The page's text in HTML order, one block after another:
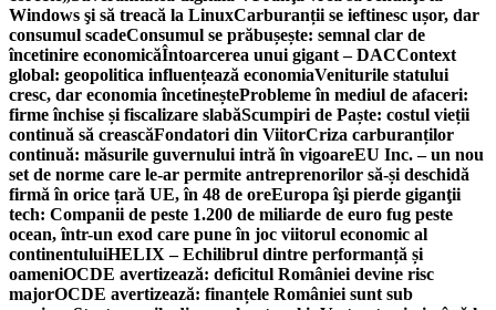
Windows şi să treacă la LinuxCarburanții se ieftinesc ușor, dar
consumul scadeConsumul se prăbușește: semnal clar de
încetinire economicăÎntoarcerea unui gigant – DACContext
global: geopolitica influențează economiaVeniturile statului
cresc, dar economia încetineșteProbleme în mediul de afaceri:
firme închise și fiscalizare slabăScumpiri de Paște: costul vieții
continuă să creascăFondatori din ViitorCriza carburanților
continuă: măsurile guvernului intră în vigoareEU Inc. – un nou
set de norme care le-ar permite antreprenorilor să-și deschidă
firmă în orice țară UE, în 48 de oreEuropa îşi pierde giganţii
tech: Companii de peste 1.200 de miliarde de euro fug peste
ocean, într-un exod care pune în joc viitorul economic al
continentuluiHELIX – Echilibrul dintre performanță și
oameniOCDE avertizează: deficitul României devine risc
majorOCDE avertizează: finanțele României sunt sub